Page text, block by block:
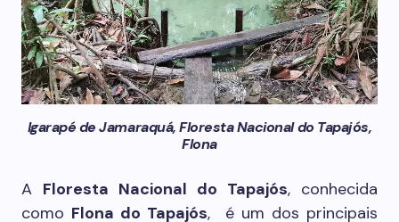
Igarapé de Jamaraquá, Floresta Nacional do Tapajós,
Flona
A Floresta Nacional do Tapajós, conhecida
como Flona do Tapajós, é um dos principais